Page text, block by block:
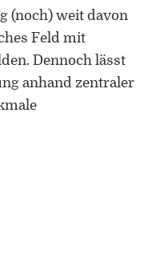
(noch) weit davon
Feld mit
Dennoch lässt
anhand zentraler